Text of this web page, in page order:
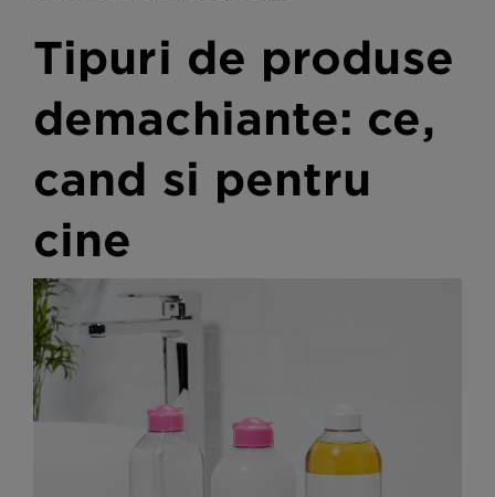
Tipuri de produse
demachiante: ce,
cand si pentru
cine